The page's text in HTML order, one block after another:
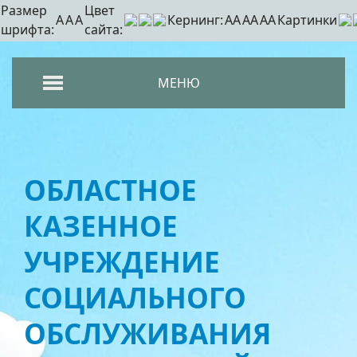
Размер
шрифта:
AAA
Цвет
сайта:
Кернинг:ААААААКартинки
МЕНЮ
ОБЛАСТНОЕ
КАЗЕННОЕ
УЧРЕЖДЕНИЕ
СОЦИАЛЬНОГО
ОБСЛУЖИВАНИЯ